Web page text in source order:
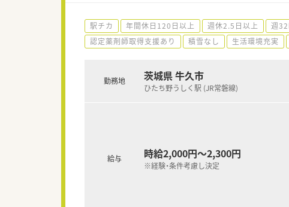
駅チカ 年間休日120日以上 週休2.5日以上 週
認定薬剤師取得支援あり
積雪なし 生活環境充実
勤務地 茨城県 牛久市
ひたち野うしく駅 (JR常磐線)
給与 時給2,000円～2,300円
※経験・条件考慮し決定